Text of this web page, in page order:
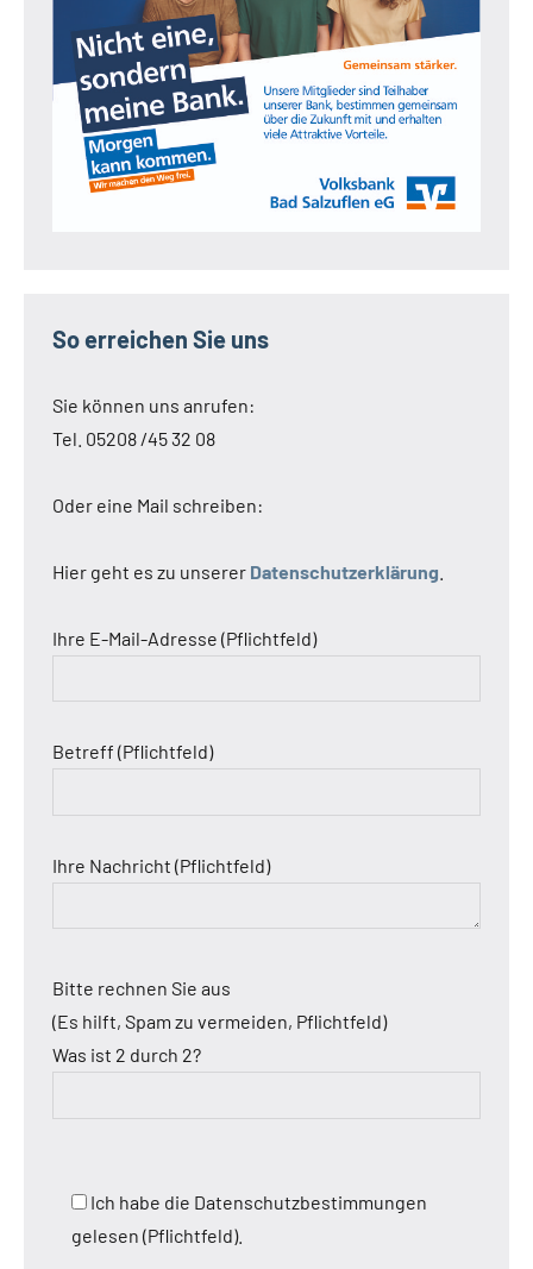
So erreichen Sie uns
Sie können uns anrufen:
Tel. 05208 /45 32 08
Oder eine Mail schreiben:
Hier geht es zu unserer Datenschutzerklärung
Ihre E-Mail-Adresse (Pflichtfeld)
Betreff (Pflichtfeld)
Ihre Nachricht (Pflichtfeld)
Bitte rechnen Sie aus
(Es hilft, Spam zu vermeiden, Pflichtfeld)
Was ist 2 durch 2?
Ich habe die Datenschutzbestimmungen
gelesen (Pflichtfeld).